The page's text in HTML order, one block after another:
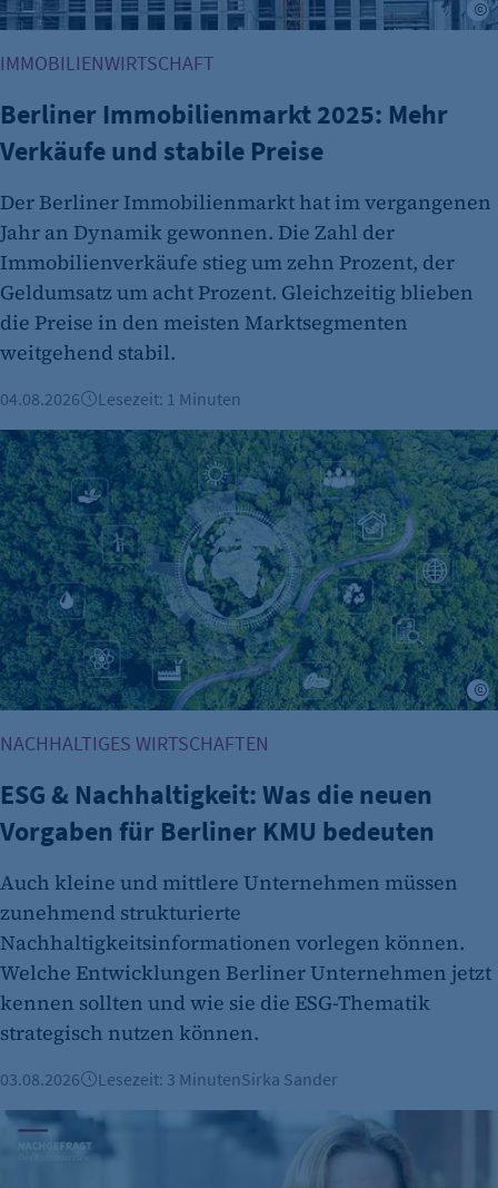
IMMOBILIENWIRTSCHAFT
Berliner Immobilienmarkt 2025: Mehr
Verkäufe und stabile Preise
Der Berliner Immobilienmarkt hat im vergangenen
Jahr an Dynamik gewonnen. Die Zahl der
Immobilienverkäufe stieg um zehn Prozent, der
Geldumsatz um acht Prozent. Gleichzeitig blieben
die Preise in den meisten Marktsegmenten
weitgehend stabil.
04.08.2026 Lesezeit: 1 Minuten
ESG & Nachhaltigkeit: Was die neuen Vorgaben für
NACHHALTIGES WIRTSCHAFTEN
ESG & Nachhaltigkeit: Was die neuen
Vorgaben für Berliner KMU bedeuten
Auch kleine und mittlere Unternehmen müssen
zunehmend strukturierte
Nachhaltigkeitsinformationen vorlegen können.
Welche Entwicklungen Berliner Unternehmen jetzt
kennen sollten und wie sie die ESG-Thematik
strategisch nutzen können.
03.08.2026 Lesezeit: 3 MinutenSirka Sander
Karin Teichmann: „Berlin muss bei Genehmigungen